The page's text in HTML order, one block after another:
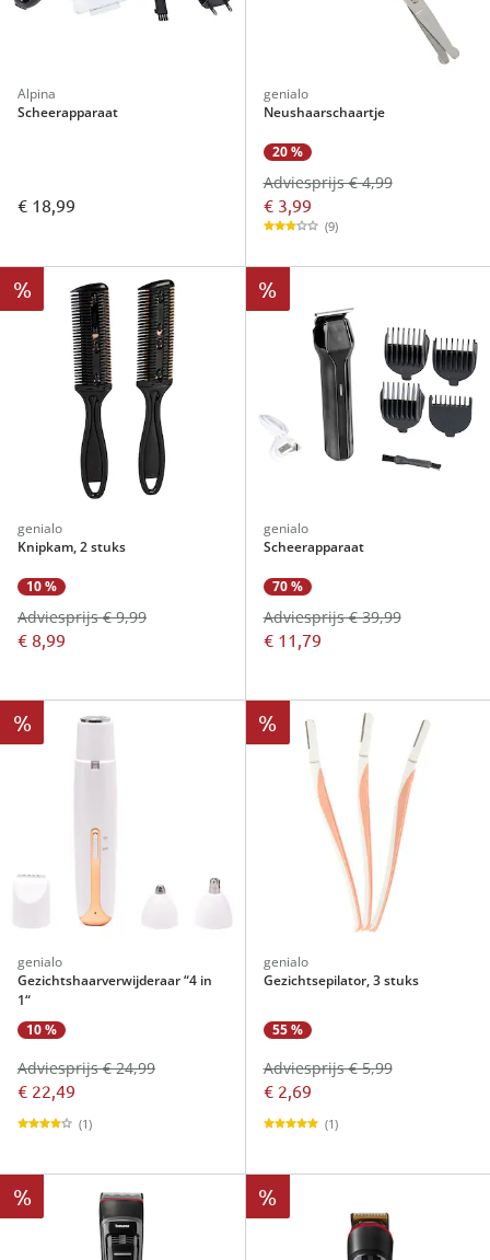
Alpina
Scheerapparaat
€ 18,99
genialo
Neushaarschaartje
20 %
€ 3,99
Adviesprijs € 4,99
(9)
%
genialo
Knipkam, 2 stuks
10 %
€ 8,99
Adviesprijs € 9,99
%
genialo
Scheerapparaat
70 %
€ 11,79
Adviesprijs € 39,99
%
genialo
Gezichtshaarverwijderaar “4 in
1“
10 %
€ 22,49
Adviesprijs € 24,99
(1)
%
genialo
Gezichtsepilator, 3 stuks
55 %
€ 2,69
Adviesprijs € 5,99
(1)
% %